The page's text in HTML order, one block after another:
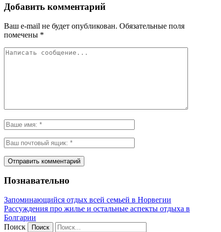
Добавить комментарий
Ваш e-mail не будет опубликован. Обязательные поля
помечены *
Познавательно
Запоминающийся отдых всей семьей в Норвегии
Рассуждения про жилье и остальные аспекты отдыха в
Болгарии
Поиск